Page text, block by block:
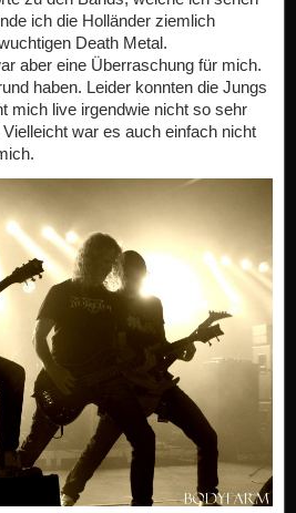
ich die Holländer ziemlich
Death Metal.
aber eine Überraschung für mich.
haben. Leider konnten die Jungs
mich live irgendwie nicht so sehr
war es auch einfach nicht